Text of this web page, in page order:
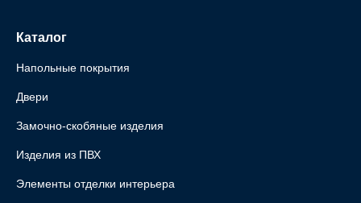
Каталог
Напольные покрытия
Двери
Замочно-скобяные изделия
Изделия из ПВХ
Элементы отделки интерьера